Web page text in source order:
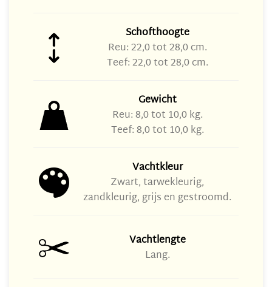
Schofthoogte
Reu: 22,0 tot 28,0 cm.
Teef: 22,0 tot 28,0 cm.
Gewicht
Reu: 8,0 tot 10,0 kg.
Teef: 8,0 tot 10,0 kg.
Vachtkleur
Zwart, tarwekleurig,
zandkleurig, grijs en gestroomd.
Vachtlengte
Lang.